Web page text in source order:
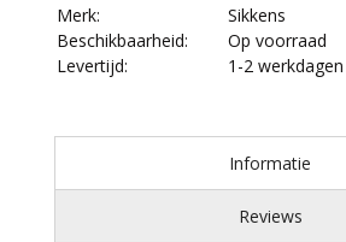
Merk:
Sikkens
Beschikbaarheid:
Op voorraad
Levertijd:
1-2 werkdagen
Informatie
Reviews